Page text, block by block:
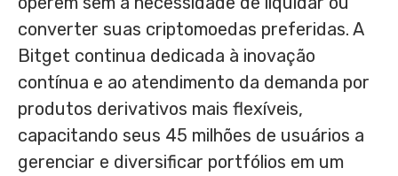
converter suas criptomoedas preferidas. A
Bitget continua dedicada à inovação
contínua e ao atendimento da demanda por
produtos derivativos mais flexíveis,
capacitando seus 45 milhões de usuários a
gerenciar e diversificar portfólios em um